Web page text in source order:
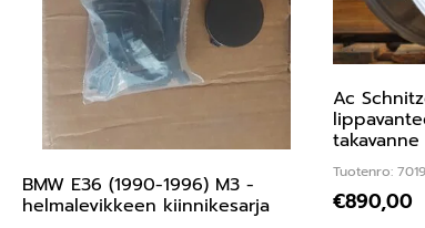
BMW E36 (1990-1996) M3 -
helmalevikkeen kiinnikesarja
Ac
takavanne
Tuotenro:
€890,00